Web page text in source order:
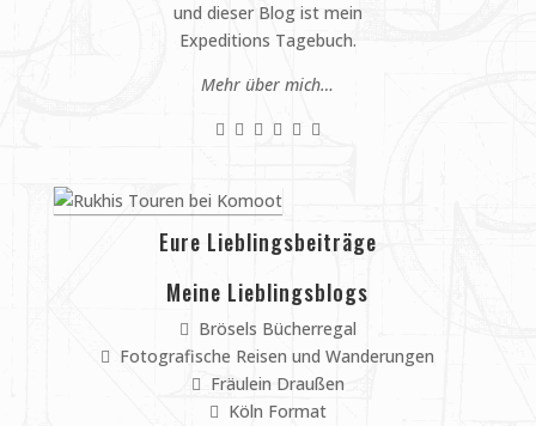
und dieser Blog ist mein
Expeditions Tagebuch.
Mehr über mich…
Eure Lieblingsbeiträge
Meine Lieblingsblogs
Brösels Bücherregal
Fotografische Reisen und Wanderungen
Fräulein Draußen
Köln Format